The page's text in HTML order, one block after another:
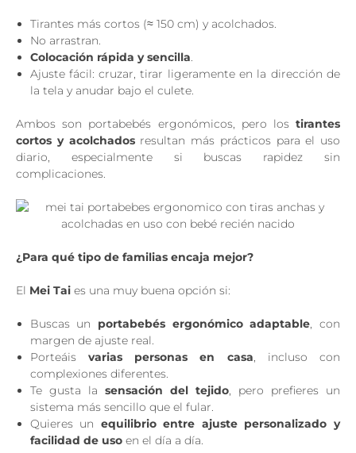
Tirantes más cortos (≈ 150 cm) y acolchados.
No arrastran.
Colocación rápida y sencilla.
Ajuste fácil: cruzar, tirar ligeramente en la dirección de
la tela y anudar bajo el culete.
Ambos son portabebés ergonómicos, pero los tirantes
cortos y acolchadosresultan más prácticos para el uso
diario, especialmente si buscas rapidez sin
complicaciones.
¿Para qué tipo de familias encaja mejor?
El Mei Tai es una muy buena opción si:
Buscas un portabebés ergonómico adaptable, con
margen de ajuste real.
Porteáis varias personas en casa, incluso con
complexiones diferentes.
Te gusta la sensación del tejido, pero prefieres un
sistema más sencillo que el fular.
Quieres un equilibrio entre ajuste personalizado y
facilidad de usoen el día a día.